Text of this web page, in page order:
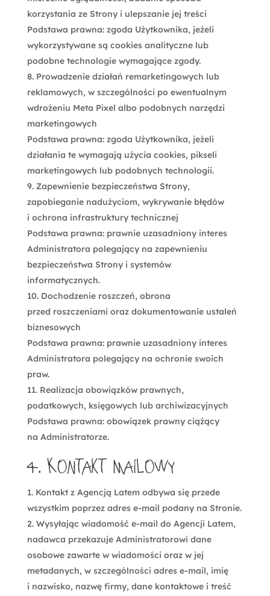
korzystania ze Strony i ulepszanie jej treści
Podstawa prawna: zgoda Użytkownika, jeżeli
wykorzystywane są cookies analityczne lub
podobne technologie wymagające zgody.
Prowadzenie działań remarketingowych lub
reklamowych, w szczególności po ewentualnym
wdrożeniu Meta Pixel albo podobnych narzędzi
marketingowych
Podstawa prawna: zgoda Użytkownika, jeżeli
działania te wymagają użycia cookies, pikseli
marketingowych lub podobnych technologii.
Zapewnienie bezpieczeństwa Strony,
zapobieganie nadużyciom, wykrywanie błędów
i ochrona infrastruktury technicznej
Podstawa prawna: prawnie uzasadniony interes
Administratora polegający na zapewnieniu
bezpieczeństwa Strony i systemów
informatycznych.
Dochodzenie roszczeń, obrona
przed roszczeniami oraz dokumentowanie ustaleń
biznesowych
Podstawa prawna: prawnie uzasadniony interes
Administratora polegający na ochronie swoich
praw.
Realizacja obowiązków prawnych,
podatkowych, księgowych lub archiwizacyjnych
Podstawa prawna: obowiązek prawny ciążący
na Administratorze.
4. Kontakt mailowy
Kontakt z Agencją Latem odbywa się przede
wszystkim poprzez adres e-mail podany na Stronie.
Wysyłając wiadomość e-mail do Agencji Latem,
nadawca przekazuje Administratorowi dane
osobowe zawarte w wiadomości oraz w jej
metadanych, w szczególności adres e-mail, imię
i nazwisko, nazwę firmy, dane kontaktowe i treść